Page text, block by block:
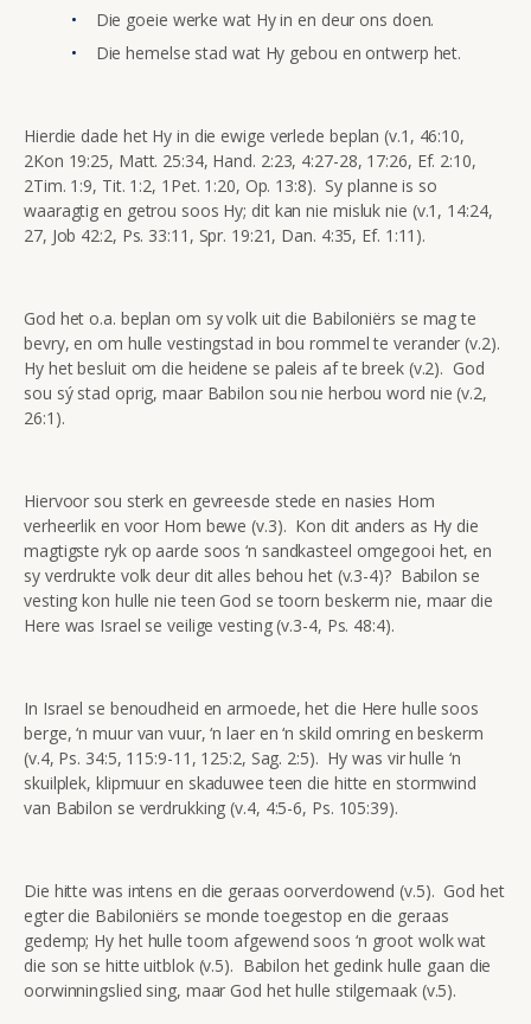
Die goeie werke wat Hy in en deur ons doen.
Die hemelse stad wat Hy gebou en ontwerp het.
Hierdie dade het Hy in die ewige verlede beplan (v.1, 46:10,
2Kon 19:25, Matt. 25:34, Hand. 2:23, 4:27-28, 17:26, Ef. 2:10,
2Tim. 1:9, Tit. 1:2, 1Pet. 1:20, Op. 13:8). Sy planne is so
waaragtig en getrou soos Hy; dit kan nie misluk nie (v.1, 14:24,
27, Job 42:2, Ps. 33:11, Spr. 19:21, Dan. 4:35, Ef. 1:11).
God het o.a. beplan om sy volk uit die Babiloniërs se mag te
bevry, en om hulle vestingstad in bou rommel te verander (v.2).
Hy het besluit om die heidene se paleis af te breek (v.2). God
sou sý stad oprig, maar Babilon sou nie herbou word nie (v.2,
26:1).
Hiervoor sou sterk en gevreesde stede en nasies Hom
verheerlik en voor Hom bewe (v.3). Kon dit anders as Hy die
magtigste ryk op aarde soos ‘n sandkasteel omgegooi het, en
sy verdrukte volk deur dit alles behou het (v.3-4)? Babilon se
vesting kon hulle nie teen God se toorn beskerm nie, maar die
Here was Israel se veilige vesting (v.3-4, Ps. 48:4).
In Israel se benoudheid en armoede, het die Here hulle soos
berge, ‘n muur van vuur, ‘n laer en ‘n skild omring en beskerm
(v.4, Ps. 34:5, 115:9-11, 125:2, Sag. 2:5). Hy was vir hulle ‘n
skuilplek, klipmuur en skaduwee teen die hitte en stormwind
van Babilon se verdrukking (v.4, 4:5-6, Ps. 105:39).
Die hitte was intens en die geraas oorverdowend (v.5). God het
egter die Babiloniërs se monde toegestop en die geraas
gedemp; Hy het hulle toorn afgewend soos ‘n groot wolk wat
die son se hitte uitblok (v.5). Babilon het gedink hulle gaan die
oorwinningslied sing, maar God het hulle stilgemaak (v.5).